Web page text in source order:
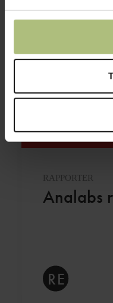
RAPPORTER
Analabs
RE